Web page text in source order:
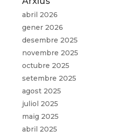
abril 2026
gener 2026
desembre 2025
novembre 2025
octubre 2025
setembre 2025
agost 2025
juliol 2025
maig 2025
abril 2025